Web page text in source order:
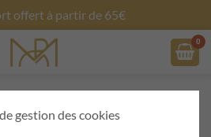
gestion des cookies
offert à partir de 65€